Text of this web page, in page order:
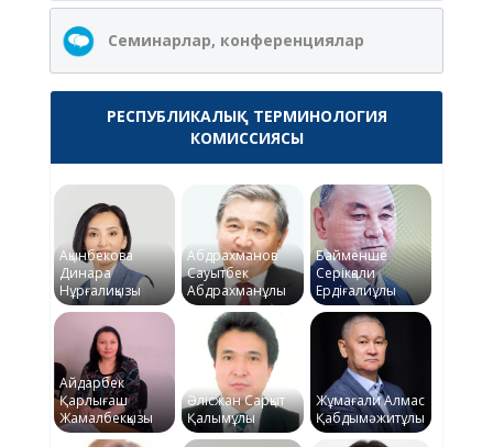
Семинарлар, конференциялар
РЕСПУБЛИКАЛЫҚ ТЕРМИНОЛОГИЯ
КОМИССИЯСЫ
Ақынбекова
Динара
Нұрғалиқызы
Абдрахманов
Сауытбек
Абдрахманұлы
Байменше
Серікқали
Ердіғалиұлы
Айдарбек
Қарлығаш
Жамалбекқызы
Әлісжан Сарқыт
Қалымұлы
Жұмағали Алмас
Қабдымәжитұлы